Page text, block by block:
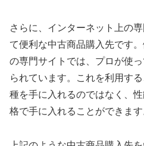
さらに、インターネット上の
て便利な中古商品購入先です
の専門サイトでは、プロが使
られています。これを利用す
種を手に入れるのではなく、
格で手に入れることができます